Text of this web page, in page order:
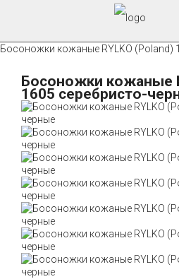
Босоножки кожаные RYLKO (Poland)
Босоножки кожаные
1605 серебристо-